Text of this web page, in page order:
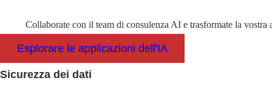
Collaborate con il team di consulenza AI e trasformate la vostra
Esplorare le applicazioni dell'IA
Sicurezza dei dati